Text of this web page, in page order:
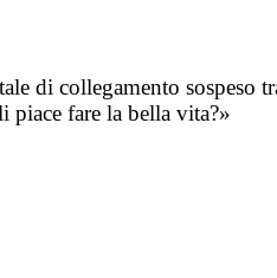
di collegamento sospeso
piace fare la bella vita?»